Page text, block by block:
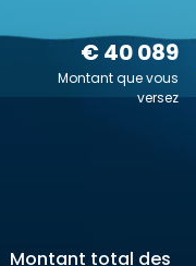
€ 40 089
Montant que vous
versez
Montant total des